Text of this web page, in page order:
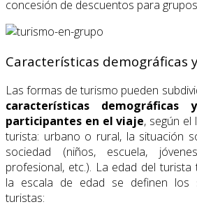
concesión de descuentos para
Características demográficas
Las formas de turismo pueden
características
participantes en el viaje, según el
turista: urbano o rural, la situación
sociedad (niños, escuela,
profesional, etc.). La edad del turista
la escala de edad se definen los
turistas: